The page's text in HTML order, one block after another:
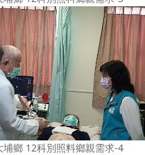
鄉 12科別照料鄉親需求-4